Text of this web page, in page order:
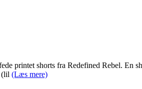
printet shorts fra Redefined Rebel.
(lil (Læs mere)